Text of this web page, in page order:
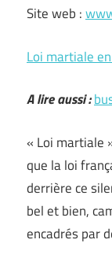
Site web :
Loi martiale
A lire aussi :
« Loi martiale
que la loi
derrière ce
bel et bien,
encadrés par